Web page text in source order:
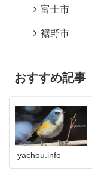
富士市
裾野市
おすすめ記事
yachou.info